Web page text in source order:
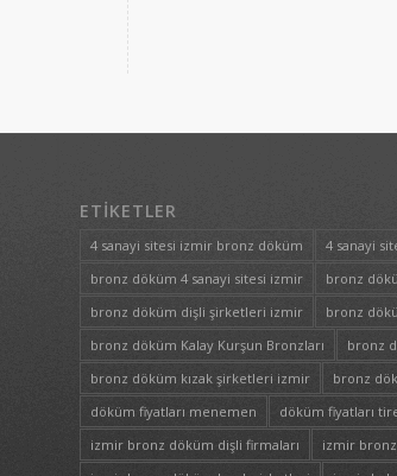
ETIKETLER
4 sanayi sitesi izmir bronz döküm 4 sanayi
bronz döküm 4 sanayi sitesi izmir
bronz
bronz döküm dişli şirketleri izmir
bronz
bronz döküm Kalay Kurşun Bronzları
bronz
bronz döküm kızak şirketleri izmir
bronz
döküm fiyatları menemen
döküm fiyatları
izmir bronz döküm dişli firmaları
izmir